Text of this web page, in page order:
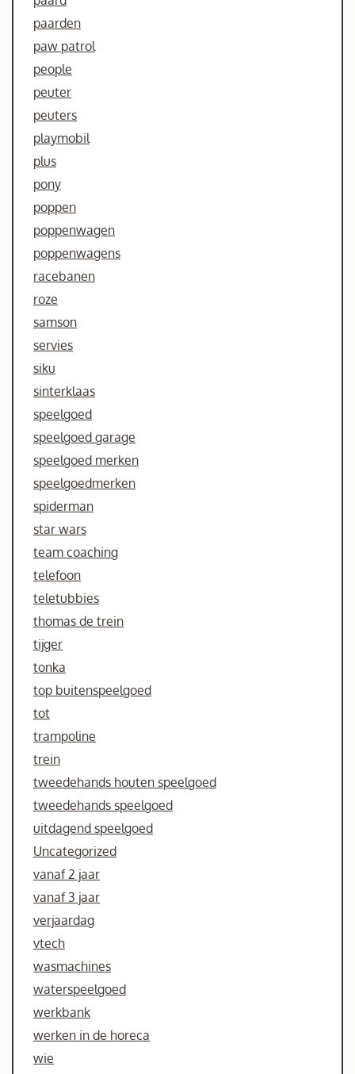
paarden
paw patrol
people
peuter
peuters
playmobil
plus
pony
poppen
poppenwagen
poppenwagens
racebanen
roze
samson
servies
siku
sinterklaas
speelgoed
speelgoed garage
speelgoed merken
speelgoedmerken
spiderman
star wars
team coaching
telefoon
teletubbies
thomas de trein
tijger
tonka
top buitenspeelgoed
tot
trampoline
trein
tweedehands houten speelgoed
tweedehands speelgoed
uitdagend speelgoed
Uncategorized
vanaf 2 jaar
vanaf 3 jaar
verjaardag
vtech
wasmachines
waterspeelgoed
werkbank
werken in de horeca
wie